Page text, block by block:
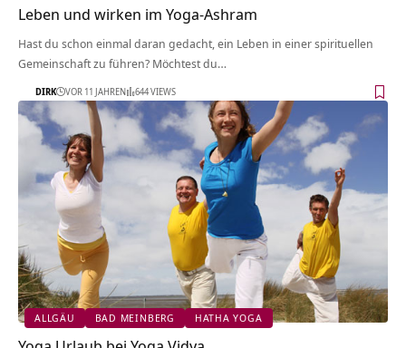
Leben und wirken im Yoga-Ashram
Hast du schon einmal daran gedacht, ein Leben in einer spirituellen
Gemeinschaft zu führen? Möchtest du…
DIRK VOR 11 JAHREN 644 VIEWS
ALLGÄU BAD MEINBERG HATHA YOGA